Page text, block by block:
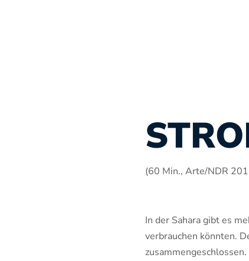
(60 Min., Arte/NDR
In der Sahara gibt es
verbrauchen könnten.